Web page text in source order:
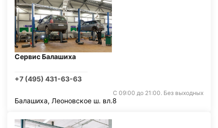
Сервис Балашиха
+7 (495) 431-63-63
С 09:00 до 21:00. Без выходных
Балашиха, Леоновское ш. вл.8